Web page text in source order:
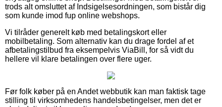
trods alt omsluttet af Indsigelsesordningen, som bistår dig
som kunde imod fup online webshops.
Vi tilråder generelt køb med betalingskort eller
mobilbetaling. Som alternativ kan du drage fordel af et
afbetalingstilbud fra eksempelvis ViaBill, for så vidt du
hellere vil klare betalingen over flere uger.
Før folk køber på en Andet webbutik kan man faktisk tage
stilling til virksomhedens handelsbetingelser, men det er